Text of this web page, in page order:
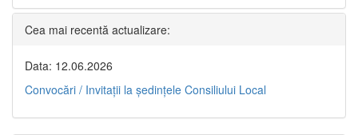
Cea mai recentă actualizare:
Data: 12.06.2026
Convocări / Invitaţii la şedinţele Consiliului Local